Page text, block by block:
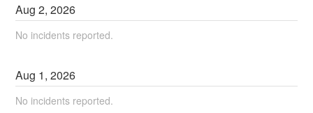
Aug2,2026
No incidents reported.
Aug 1,2026
No incidents reported.